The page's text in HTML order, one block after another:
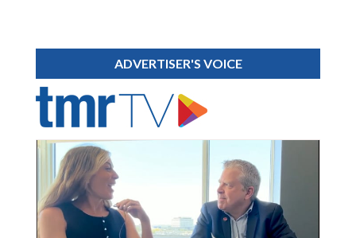
ADVERTISER'S VOICE